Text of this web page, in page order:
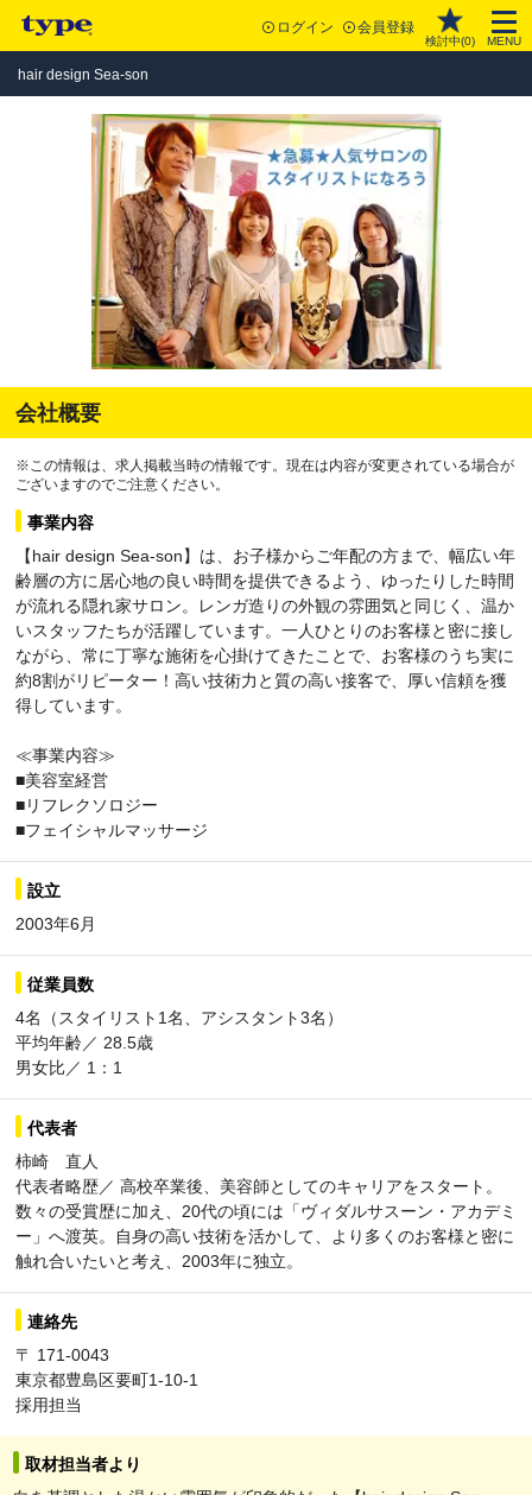
ログイン 会員登録
検討中(0) MENU
hair design Sea-son
会社概要
※この情報は、求人掲載当時の情報です。現在は内容が変更されている場合が
ございますのでご注意ください。
事業内容
【hair design Sea-son】は、お子様からご年配の方まで、幅広い年
齢層の方に居心地の良い時間を提供できるよう、ゆったりした時間
が流れる隠れ家サロン。レンガ造りの外観の雰囲気と同じく、温か
いスタッフたちが活躍しています。一人ひとりのお客様と密に接し
ながら、常に丁寧な施術を心掛けてきたことで、お客様のうち実に
約8割がリピーター！高い技術力と質の高い接客で、厚い信頼を獲
得しています。
≪事業内容≫
■美容室経営
■リフレクソロジー
■フェイシャルマッサージ
設立
2003年6月
従業員数
4名（スタイリスト1名、アシスタント3名）
平均年齢／ 28.5歳
男女比／ 1：1
代表者
柿崎 直人
代表者略歴／ 高校卒業後、美容師としてのキャリアをスタート。
数々の受賞歴に加え、20代の頃には「ヴィダルサスーン・アカデミ
ー」へ渡英。自身の高い技術を活かして、より多くのお客様と密に
触れ合いたいと考え、2003年に独立。
連絡先
〒 171-0043
東京都豊島区要町1-10-1
採用担当
取材担当者より